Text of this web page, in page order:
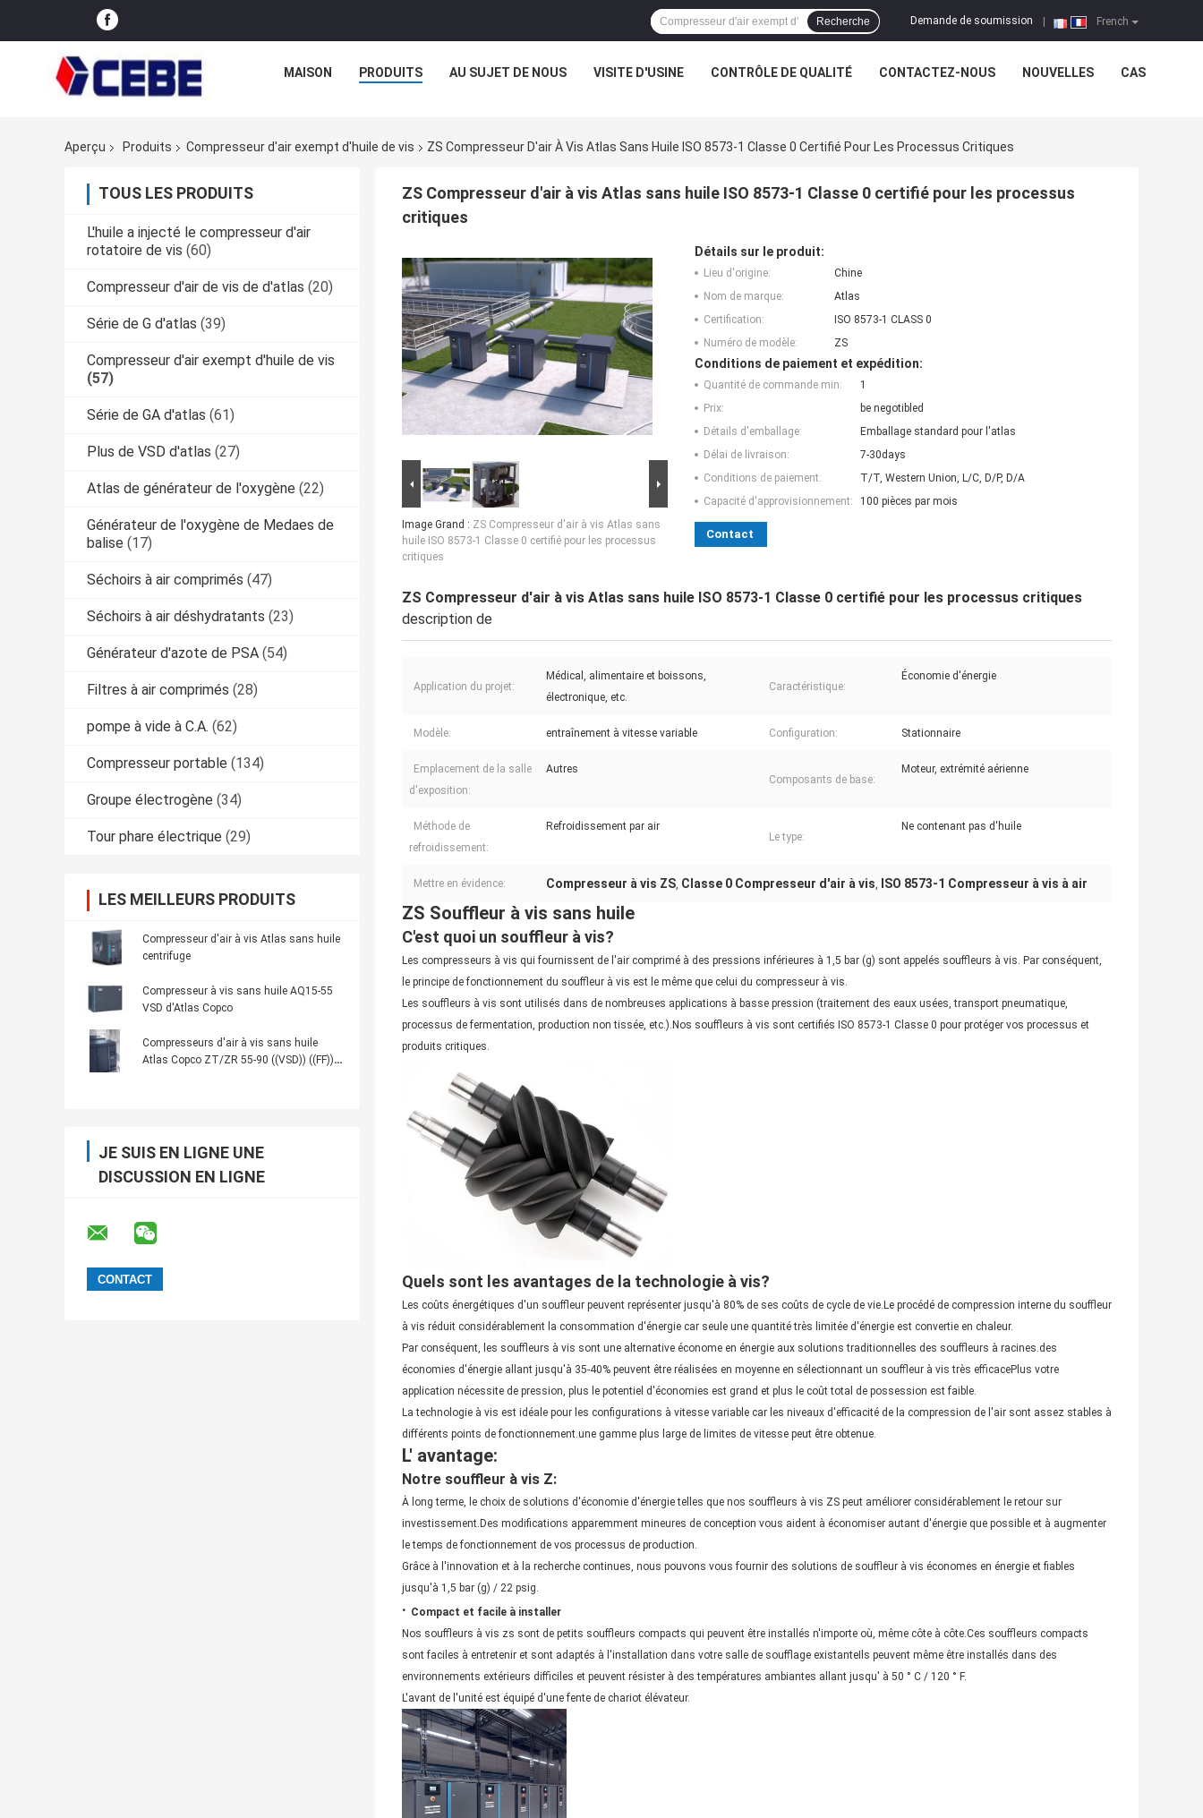
French
Demande de soumission
Recherche
MAISON PRODUITS AU SUJET DE NOUS VISITE D'USINE CONTRÔLE DE QUALITÉ CONTACTEZ-NOUS NOUVELLES CAS
Aperçu Produits Compresseur d'air exempt d'huile de vis ZS Compresseur D'air À Vis Atlas Sans Huile ISO 8573-1 Classe 0 Certifié Pour Les Processus Critiques
TOUS LES PRODUITS
L'huile a injecté le compresseur d'air
rotatoire de vis (60)
Compresseur d'air de vis de d'atlas (20)
Série de G d'atlas (39)
Compresseur d'air exempt d'huile de vis
(57)
Série de GA d'atlas (61)
Plus de VSD d'atlas (27)
Atlas de générateur de l'oxygène (22)
Générateur de l'oxygène de Medaes de
balise (17)
Séchoirs à air comprimés (47)
Séchoirs à air déshydratants (23)
Générateur d'azote de PSA (54)
Filtres à air comprimés (28)
pompe à vide à C.A. (62)
Compresseur portable (134)
Groupe électrogène (34)
Tour phare électrique (29)
LES MEILLEURS PRODUITS
Compresseur d'air à vis Atlas sans huile
centrifuge
Compresseur à vis sans huile AQ15-55
VSD d'Atlas Copco
Compresseurs d'air à vis sans huile
Atlas Copco ZT/ZR 55-90 ((VSD)) ((FF))
JE SUIS EN LIGNE UNE
DISCUSSION EN LIGNE
ZS Compresseur d'air à vis Atlas sans huile ISO 8573-1 Classe 0 certifié pour les processus
critiques
Image Grand : ZS Compresseur d'air à vis Atlas sans
huile ISO 8573-1 Classe 0 certifié pour les processus
critiques
Détails sur le produit:
Lieu d'origine:
Chine
Nom de marque:
Atlas
Certification:
ISO 8573-1 CLASS 0
Numéro de modèle:
ZS
Conditions de paiement et expédition:
Quantité de commande min:
1
Prix:
be negotibled
Détails d'emballage:
Emballage standard pour l'atlas
Délai de livraison:
7-30days
Conditions de paiement:
T/T, Western Union, L/C, D/P, D/A
Capacité d'approvisionnement:
100 pièces par mois
Contact
ZS Compresseur d'air à vis Atlas sans huile ISO 8573-1 Classe 0 certifié pour les processus critiques
description de
Application du projet:
Médical, alimentaire et boissons,
électronique, etc.
Caractéristique:
Économie d'énergie
Modèle: entraînement à vitesse variable Configuration: Stationnaire
Emplacement de la salle
d'exposition:
Autres
Composants de base:
Moteur, extrémité aérienne
Méthode de
refroidissement:
Refroidissement par air
Le type:
Ne contenant pas d'huile
Mettre en évidence: Compresseur à vis ZS, Classe 0 Compresseur d'air à vis, ISO 8573-1 Compresseur à vis à air
ZS Souffleur à vis sans huile
C'est quoi un souffleur à vis?
Les compresseurs à vis qui fournissent de l'air comprimé à des pressions inférieures à 1,5 bar (g) sont appelés souffleurs à vis. Par conséquent,
le principe de fonctionnement du souffleur à vis est le même que celui du compresseur à vis.
Les souffleurs à vis sont utilisés dans de nombreuses applications à basse pression (traitement des eaux usées, transport pneumatique,
processus de fermentation, production non tissée, etc.).Nos souffleurs à vis sont certifiés ISO 8573-1 Classe 0 pour protéger vos processus et
produits critiques.
Quels sont les avantages de la technologie à vis?
Les coûts énergétiques d'un souffleur peuvent représenter jusqu'à 80% de ses coûts de cycle de vie.Le procédé de compression interne du souffleur
à vis réduit considérablement la consommation d'énergie car seule une quantité très limitée d'énergie est convertie en chaleur.
Par conséquent, les souffleurs à vis sont une alternative économe en énergie aux solutions traditionnelles des souffleurs à racines.des
économies d'énergie allant jusqu'à 35-40% peuvent être réalisées en moyenne en sélectionnant un souffleur à vis très efficacePlus votre
application nécessite de pression, plus le potentiel d'économies est grand et plus le coût total de possession est faible.
La technologie à vis est idéale pour les configurations à vitesse variable car les niveaux d'efficacité de la compression de l'air sont assez stables à
différents points de fonctionnement.une gamme plus large de limites de vitesse peut être obtenue.
L' avantage:
Notre souffleur à vis Z:
À long terme, le choix de solutions d'économie d'énergie telles que nos souffleurs à vis ZS peut améliorer considérablement le retour sur
investissement.Des modifications apparemment mineures de conception vous aident à économiser autant d'énergie que possible et à augmenter
le temps de fonctionnement de vos processus de production.
Grâce à l'innovation et à la recherche continues, nous pouvons vous fournir des solutions de souffleur à vis économes en énergie et fiables
jusqu'à 1,5 bar (g) / 22 psig.
· Compact et facile à installer
Nos souffleurs à vis zs sont de petits souffleurs compacts qui peuvent être installés n'importe où, même côte à côte.Ces souffleurs compacts
sont faciles à entretenir et sont adaptés à l'installation dans votre salle de soufflage existanteIls peuvent même être installés dans des
environnements extérieurs difficiles et peuvent résister à des températures ambiantes allant jusqu' à 50 ° C / 120 ° F.
L'avant de l'unité est équipé d'une fente de chariot élévateur.